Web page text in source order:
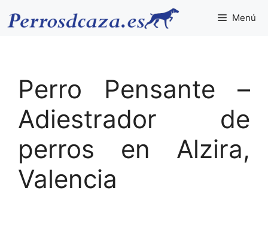
Menú
Perro Pensante –
Adiestrador de
perros en Alzira,
Valencia